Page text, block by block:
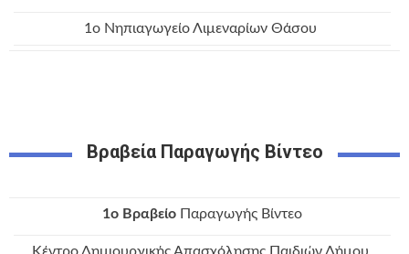
1ο Νηπιαγωγείο Λιμεναρίων Θάσου
Βραβεία Παραγωγής Βίντεο
1o Bραβείο Παραγωγής Βίντεο